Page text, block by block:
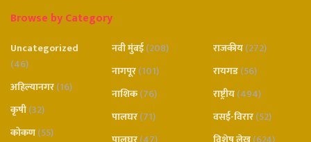
Browse by Category
Uncategorized
(46)
अहिल्यानगर(16)
कृषी(32)
कोकण(55)
नवी मुंबई(208)
नागपूर(101)
नाशिक(76)
पालघर(71)
राजकीय(272)
रायगड(56)
राष्ट्रीय(494)
वसई-विरार(52)